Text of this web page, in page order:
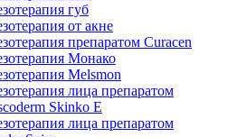
губ
от акне
препаратом Curacen
Монако
Melsmon
лица препаратом
Skinko E
лица препаратом